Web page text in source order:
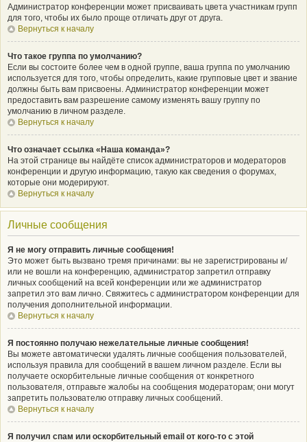
Администратор конференции может присваивать цвета участникам групп
для того, чтобы их было проще отличать друг от друга.
Вернуться к началу
Что такое группа по умолчанию?
Если вы состоите более чем в одной группе, ваша группа по умолчанию
используется для того, чтобы определить, какие групповые цвет и звание
должны быть вам присвоены. Администратор конференции может
предоставить вам разрешение самому изменять вашу группу по
умолчанию в личном разделе.
Вернуться к началу
Что означает ссылка «Наша команда»?
На этой странице вы найдёте список администраторов и модераторов
конференции и другую информацию, такую как сведения о форумах,
которые они модерируют.
Вернуться к началу
Личные сообщения
Я не могу отправить личные сообщения!
Это может быть вызвано тремя причинами: вы не зарегистрированы и/
или не вошли на конференцию, администратор запретил отправку
личных сообщений на всей конференции или же администратор
запретил это вам лично. Свяжитесь с администратором конференции для
получения дополнительной информации.
Вернуться к началу
Я постоянно получаю нежелательные личные сообщения!
Вы можете автоматически удалять личные сообщения пользователей,
используя правила для сообщений в вашем личном разделе. Если вы
получаете оскорбительные личные сообщения от конкретного
пользователя, отправьте жалобы на сообщения модераторам; они могут
запретить пользователю отправку личных сообщений.
Вернуться к началу
Я получил спам или оскорбительный email от кого-то с этой